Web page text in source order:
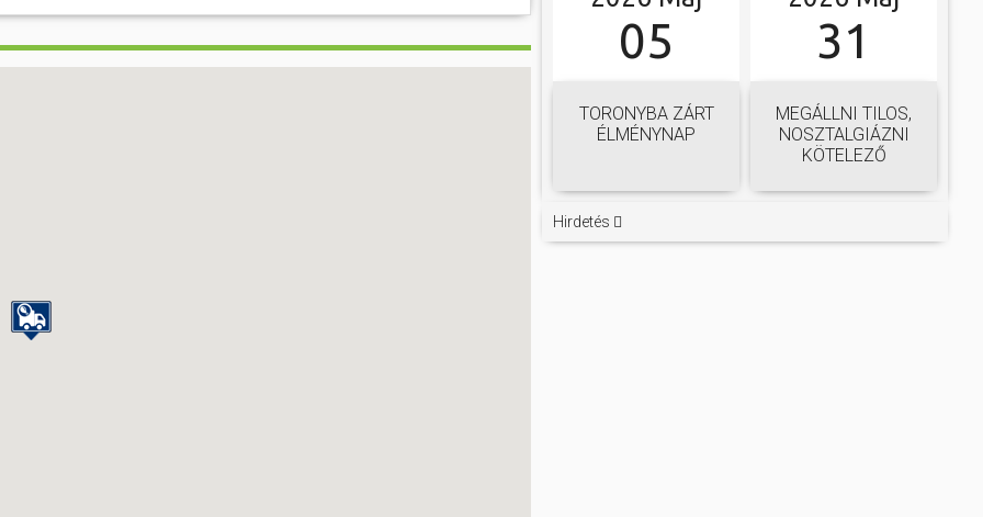
05
TORONYBA ZÁRT
ÉLMÉNYNAP
31
MEGÁLLNI TILOS,
NOSZTALGIÁZNI
KÖTELEZŐ
Hirdetés